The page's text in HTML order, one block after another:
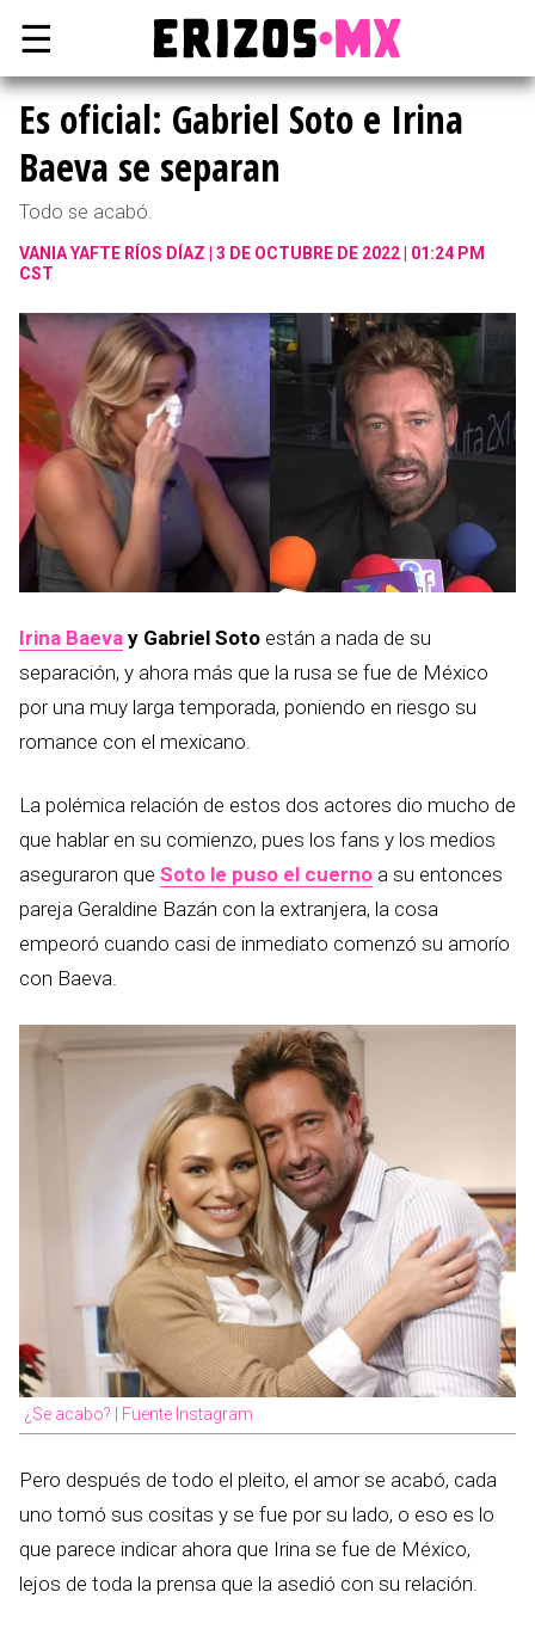
☰
Es oficial: Gabriel Soto e Irina
Baeva se separan
Todo se acabó.
VANIA YAFTE RÍOS DÍAZ
3 DE OCTUBRE DE 2022 | 01:24 PM
CST
Irina Baeva y Gabriel Soto están a nada de su
separación, y ahora más que la rusa se fue de México
por una muy larga temporada, poniendo en riesgo su
romance con el mexicano.
La polémica relación de estos dos actores dio mucho de
que hablar en su comienzo, pues los fans y los medios
aseguraron que Soto le puso el cuerno a su entonces
pareja Geraldine Bazán con la extranjera, la cosa
empeoró cuando casi de inmediato comenzó su amorío
con Baeva.
¿Se acabo? | Fuente Instagram
Pero después de todo el pleito, el amor se acabó, cada
uno tomó sus cositas y se fue por su lado, o eso es lo
que parece indicar ahora que Irina se fue de México,
lejos de toda la prensa que la asedió con su relación.